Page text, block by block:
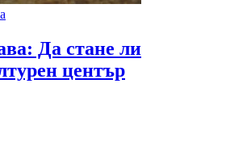
Да стане ли
център